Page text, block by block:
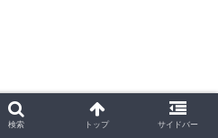
検索 トップ サイドバー